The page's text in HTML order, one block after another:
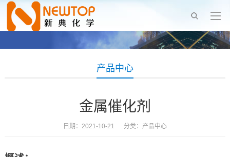
产品中心
金属催化剂
日期：2021-10-21 分类： 产品中心